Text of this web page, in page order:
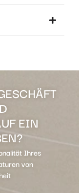
EIN
Ihres
von